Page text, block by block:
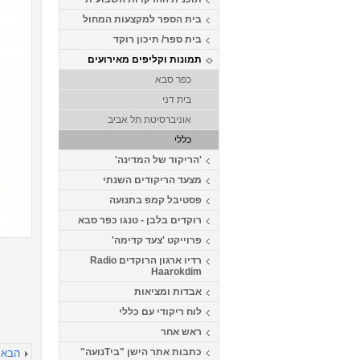
בית הספר למקצעות המחול
בית ספר/ תיכון רוקד
תמונות וקליפים מאירועים
כפר סבא
בית דני
אוניברסיטת תל אביב
כללי
'הריקוד של המדינה'
מצעד הריקודים השנתי
פסטיבל קמפ בתנועה
רוקדים בלבן - טנגו כפר סבא
פרוייקט 'צעד קדימה'
רדיו ארגון הרוקדים Radio
Haarokdim
אבדות ומציאות
לוח ריקודי עם כללי
ראש אחר
כתבות אתר הישן "ביTנועה"
הבא